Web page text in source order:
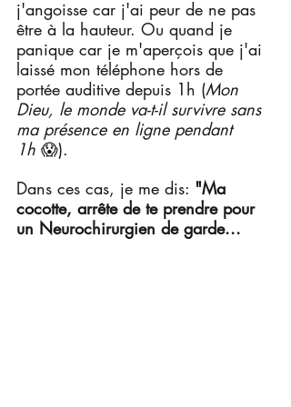
j'angoisse car j'ai peur de ne pas
être à la hauteur. Ou quand je
panique car je m'aperçois que j'ai
laissé mon téléphone hors de
portée auditive depuis 1h (Mon
Dieu, le monde va-t-il survivre sans
ma présence en ligne pendant
1h 😱).
Dans ces cas, je me dis: "Ma
cocotte, arrête de te prendre pour
un Neurochirurgien de garde...